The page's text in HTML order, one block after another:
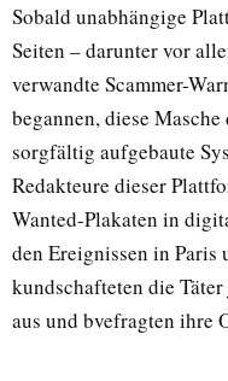
Sobald unabhängige
Seiten – darunter vor
verwandte Scammer-
begannen, diese
sorgfältig aufgebaute
Redakteure dieser
Wanted-Plakaten in
den Ereignissen in
kundschafteten die
aus und bvefragten ihre